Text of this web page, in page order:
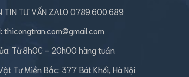
TIN TƯ VẤN ZALO 0789.600.689
thicongtran.com@gmail.com
Từ 8h00 - 20h00 hàng tuần
Tư Miền Bắc: 377 Bát Khối, Hà Nội